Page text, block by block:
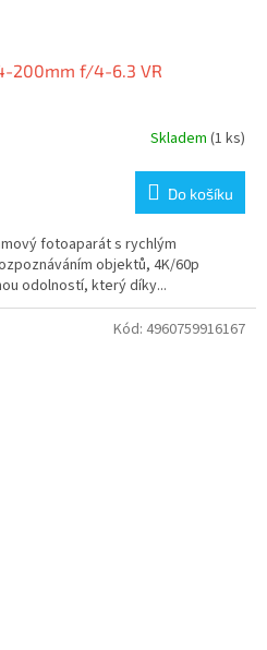
200mm f/4-6.3 VR
Skladem (1 ks)
Do košíku
fotoaparát s rychlým
objektů, 4K/60p
odolností, který díky...
Kód: 4960759916167